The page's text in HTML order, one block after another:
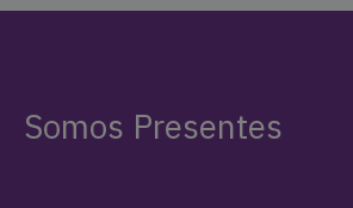
Somos Presentes